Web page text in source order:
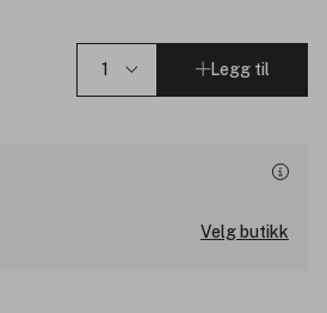
Legg til
Velg butikk